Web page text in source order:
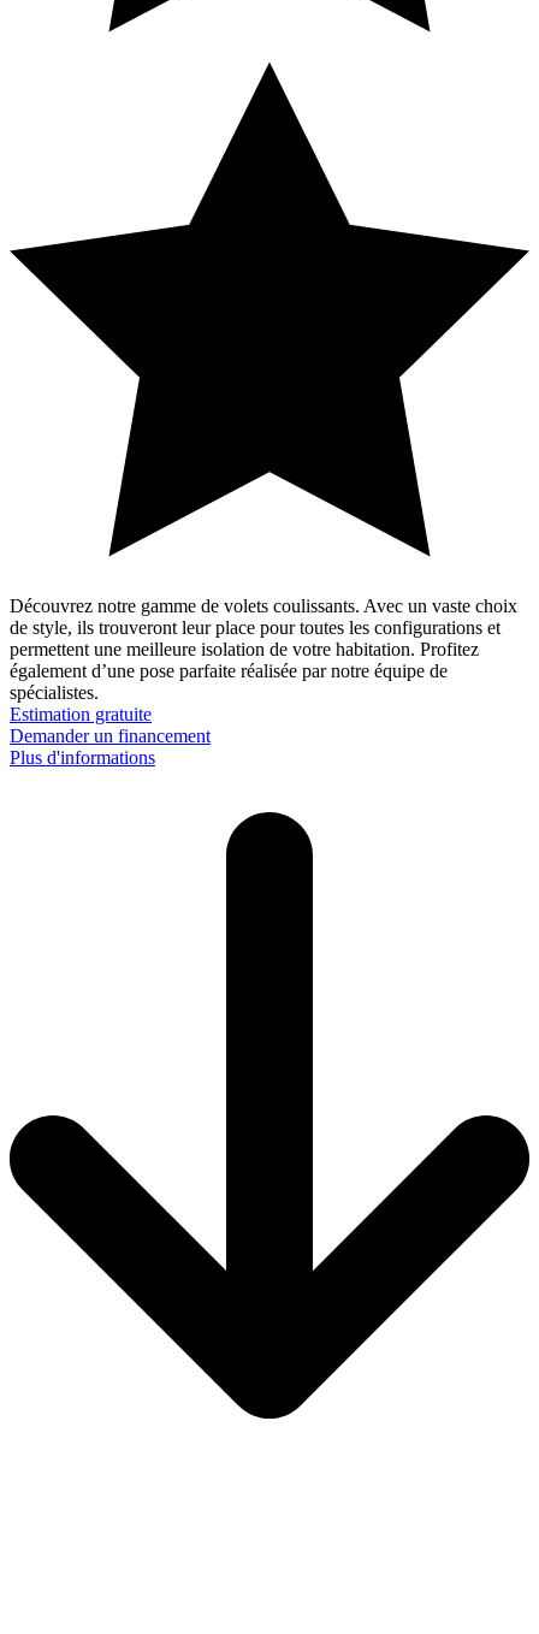
Découvrez notre gamme de volets coulissants. Avec un vaste choix
de style, ils trouveront leur place pour toutes les configurations et
permettent une meilleure isolation de votre habitation. Profitez
également d’une pose parfaite réalisée par notre équipe de
spécialistes.
Estimation gratuite
Demander un financement
Plus d'informations